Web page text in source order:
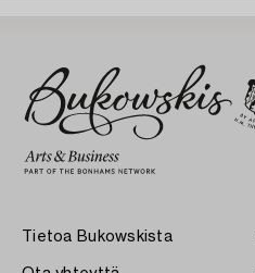
Tietoa Bukowskista